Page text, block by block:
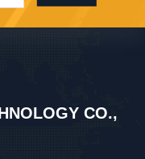
CO.,